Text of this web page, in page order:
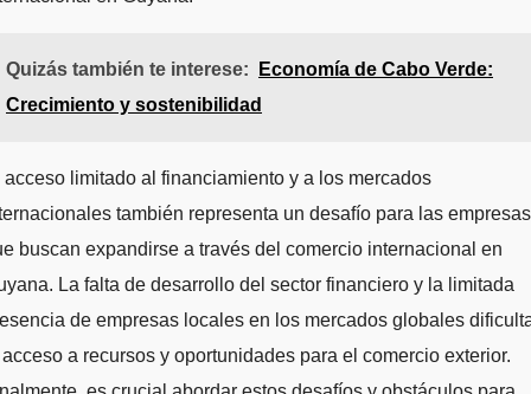
Quizás también te interese:
Economía de Cabo Verde:
Crecimiento y sostenibilidad
acceso limitado al financiamiento y a los mercados
también representa un desafío para las empresas
buscan expandirse a través del comercio internacional en
La falta de desarrollo del sector financiero y la limitada
de empresas locales en los mercados globales
a recursos y oportunidades para el comercio exterior.